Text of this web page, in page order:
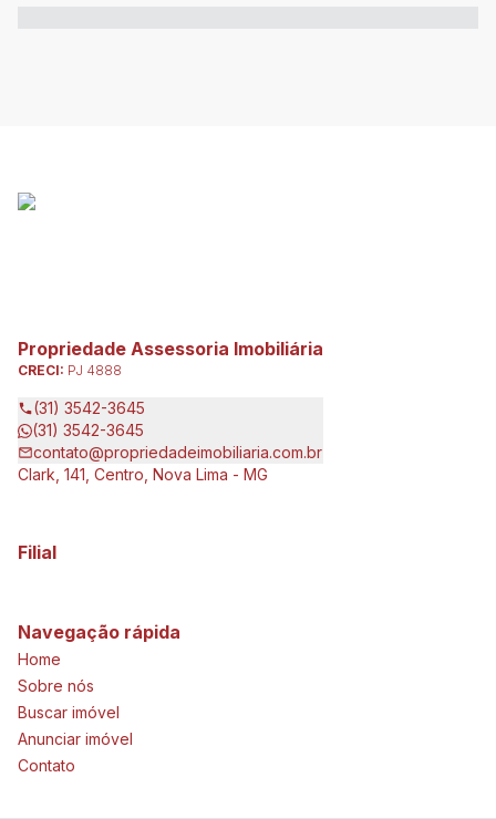
Propriedade Assessoria Imobiliária
CRECI: PJ 4888
(31) 3542-3645
(31) 3542-3645
contato@propriedadeimobiliaria.com.br
Clark, 141, Centro, Nova Lima - MG
Filial
Navegação rápida
Home
Sobre nós
Buscar imóvel
Anunciar imóvel
Contato